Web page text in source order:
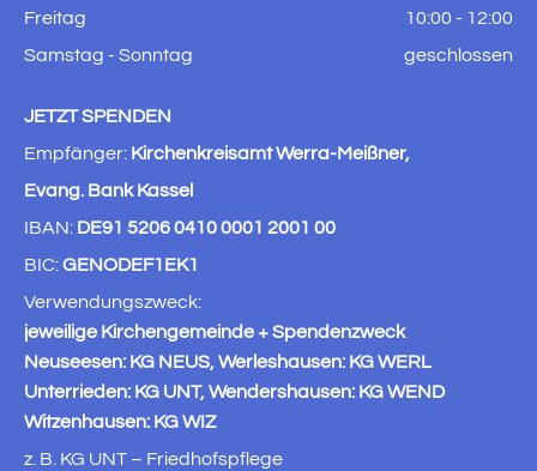
Freitag
10:00 - 12:00
Samstag - Sonntag
geschlossen
JETZT SPENDEN
Empfänger: Kirchenkreisamt Werra-Meißner,
Evang. Bank Kassel
IBAN: DE91 5206 0410 0001 2001 00
BIC:GENODEF1EK1
Verwendungszweck:
jeweilige Kirchengemeinde + Spendenzweck
Neuseesen: KG NEUS, Werleshausen: KG WERL
Unterrieden: KG UNT, Wendershausen: KG WEND
Witzenhausen: KG WIZ
z. B. KG UNT – Friedhofspflege